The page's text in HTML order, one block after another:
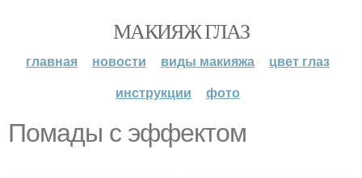
МАКИЯЖ ГЛАЗ
главная новости виды макияжа
цвет глаз
инструкции
фото
Помады с эффектом